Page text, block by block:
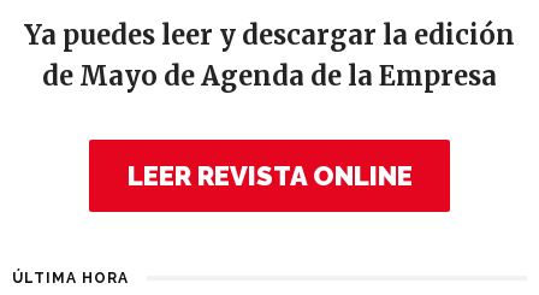
Ya puedes leer y descargar la edición
de Mayo de Agenda de la Empresa
LEER REVISTA ONLINE
ÚLTIMA HORA